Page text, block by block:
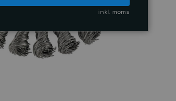
inkl. moms